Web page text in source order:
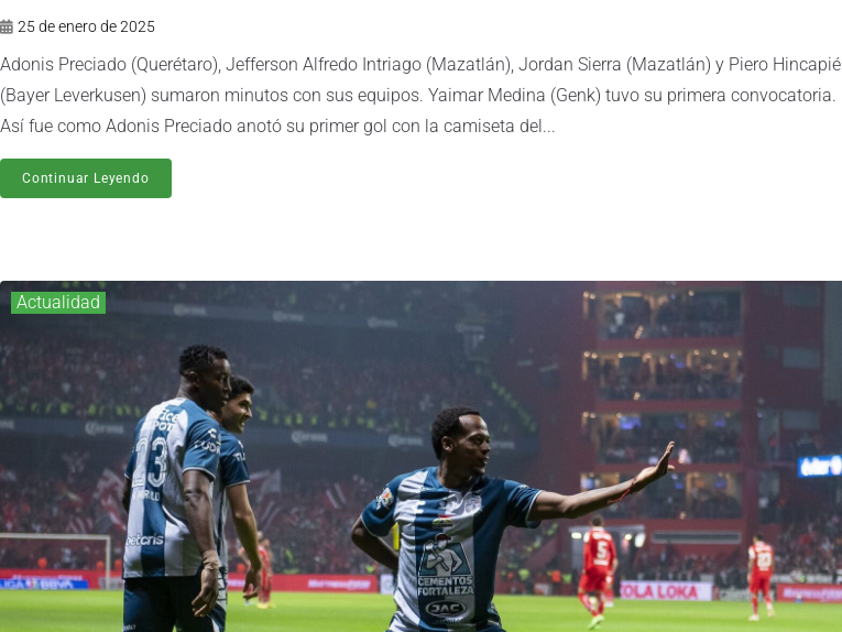
25 de enero de 2025
Adonis Preciado (Querétaro), Jefferson Alfredo Intriago (Mazatlán), Jordan Sierra (Mazatlán) y Piero Hincapié
(Bayer Leverkusen) sumaron minutos con sus equipos. Yaimar Medina (Genk) tuvo su primera convocatoria.
Así fue como Adonis Preciado anotó su primer gol con la camiseta del...
Continuar Leyendo
Actualidad